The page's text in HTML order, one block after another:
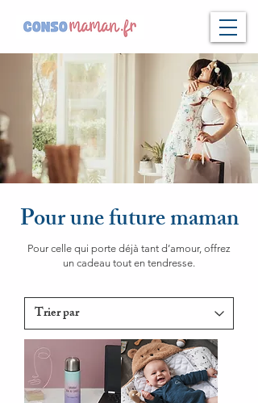
Pour une future maman
Pour celle qui porte déjà tant d’amour, offrez
un cadeau tout en tendresse.